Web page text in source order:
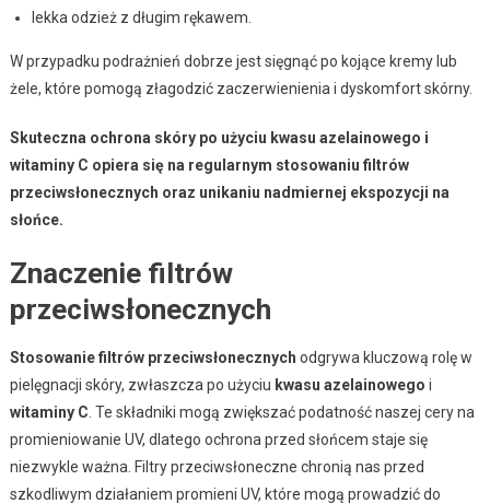
lekka odzież z długim rękawem.
W przypadku podrażnień dobrze jest sięgnąć po kojące kremy lub
żele, które pomogą złagodzić zaczerwienienia i dyskomfort skórny.
Skuteczna ochrona skóry po użyciu kwasu azelainowego i
witaminy C opiera się na regularnym stosowaniu filtrów
przeciwsłonecznych oraz unikaniu nadmiernej ekspozycji na
słońce.
Znaczenie filtrów
przeciwsłonecznych
Stosowanie filtrów przeciwsłonecznych odgrywa kluczową rolę w
pielęgnacji skóry, zwłaszcza po użyciu kwasu azelainowego i
witaminy C . Te składniki mogą zwiększać podatność naszej cery na
promieniowanie UV, dlatego ochrona przed słońcem staje się
niezwykle ważna. Filtry przeciwsłoneczne chronią nas przed
szkodliwym działaniem promieni UV, które mogą prowadzić do